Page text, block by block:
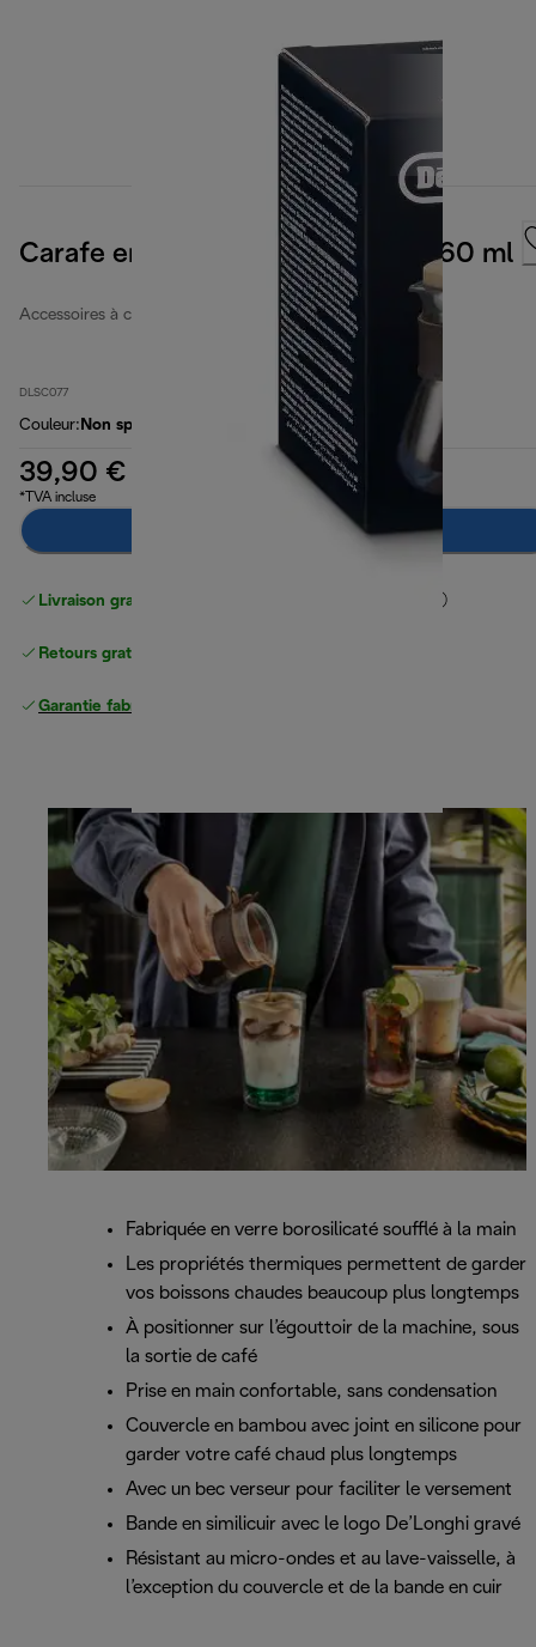
Carafe en verre à double paroi, 360 ml
Accessoires à café
DLSC077
Couleur: Non spécifié
39,90 €
*TVA incluse
Ajouter au panier
Livraison gratuite standard
Retours gratuits
Garantie fabricant complète
Fabriquée en verre borosilicaté soufflé à la main
Les propriétés thermiques permettent de garder
vos boissons chaudes beaucoup plus longtemps
À positionner sur l’égouttoir de la machine, sous
la sortie de café
Prise en main confortable, sans condensation
Couvercle en bambou avec joint en silicone pour
garder votre café chaud plus longtemps
Avec un bec verseur pour faciliter le versement
Bande en similicuir avec le logo De’Longhi gravé
Résistant au micro-ondes et au lave-vaisselle, à
l’exception du couvercle et de la bande en cuir